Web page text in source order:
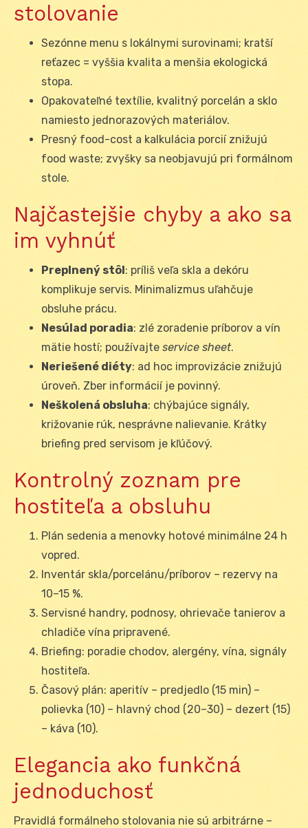
stolovanie
Sezónne menu s lokálnymi surovinami; kratší
reťazec = vyššia kvalita a menšia ekologická
stopa.
Opakovateľné textílie, kvalitný porcelán a sklo
namiesto jednorazových materiálov.
Presný food-cost a kalkulácia porcií znižujú
food waste; zvyšky sa neobjavujú pri formálnom
stole.
Najčastejšie chyby a ako sa
im vyhnúť
Preplnený stôl: príliš veľa skla a dekóru
komplikuje servis. Minimalizmus uľahčuje
obsluhe prácu.
Nesúlad poradia: zlé zoradenie príborov a vín
mätie hostí; používajte service sheet.
Neriešené diéty: ad hoc improvizácie znižujú
úroveň. Zber informácií je povinný.
Neškolená obsluha: chýbajúce signály,
križovanie rúk, nesprávne nalievanie. Krátky
briefing pred servisom je kľúčový.
Kontrolný zoznam pre
hostiteľa a obsluhu
Plán sedenia a menovky hotové minimálne 24 h
vopred.
Inventár skla/porcelánu/príborov – rezervy na
10–15 %.
Servisné handry, podnosy, ohrievače tanierov a
chladiče vína pripravené.
Briefing: poradie chodov, alergény, vína, signály
hostiteľa.
Časový plán: aperitív – predjedlo (15 min) –
polievka (10) – hlavný chod (20–30) – dezert (15)
– káva (10).
Elegancia ako funkčná
jednoduchosť
Pravidlá formálneho stolovania nie sú arbitrárne –